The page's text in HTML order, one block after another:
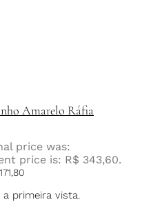
Amarelo Ráfia
price was:
price is: R$ 343,60.
primeira vista.